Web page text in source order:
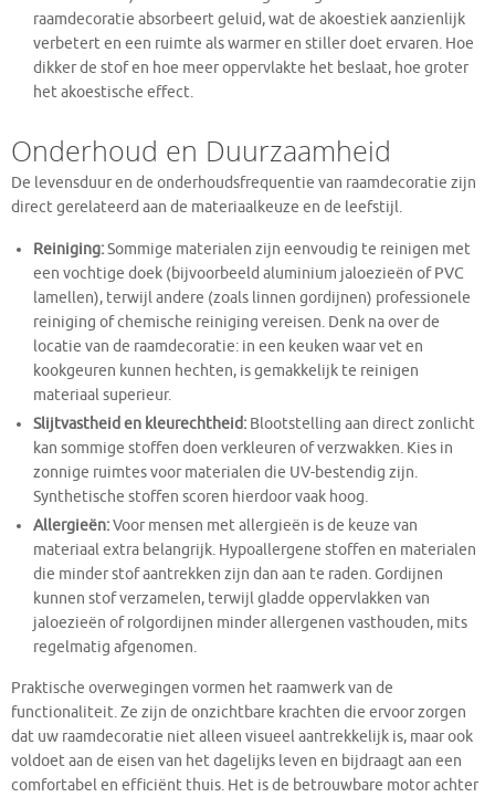
raamdecoratie absorbeert geluid, wat de akoestiek aanzienlijk
verbetert en een ruimte als warmer en stiller doet ervaren. Hoe
dikker de stof en hoe meer oppervlakte het beslaat, hoe groter
het akoestische effect.
Onderhoud en Duurzaamheid
De levensduur en de onderhoudsfrequentie van raamdecoratie zijn
direct gerelateerd aan de materiaalkeuze en de leefstijl.
Reiniging:Sommige materialen zijn eenvoudig te reinigen met
een vochtige doek (bijvoorbeeld aluminium jaloezieën of PVC
lamellen), terwijl andere (zoals linnen gordijnen) professionele
reiniging of chemische reiniging vereisen. Denk na over de
locatie van de raamdecoratie: in een keuken waar vet en
kookgeuren kunnen hechten, is gemakkelijk te reinigen
materiaal superieur.
Slijtvastheid en kleurechtheid: Blootstelling aan direct zonlicht
kan sommige stoffen doen verkleuren of verzwakken. Kies in
zonnige ruimtes voor materialen die UV-bestendig zijn.
Synthetische stoffen scoren hierdoor vaak hoog.
Allergieën:Voor mensen met allergieën is de keuze van
materiaal extra belangrijk. Hypoallergene stoffen en materialen
die minder stof aantrekken zijn dan aan te raden. Gordijnen
kunnen stof verzamelen, terwijl gladde oppervlakken van
jaloezieën of rolgordijnen minder allergenen vasthouden, mits
regelmatig afgenomen.
Praktische overwegingen vormen het raamwerk van de
functionaliteit. Ze zijn de onzichtbare krachten die ervoor zorgen
dat uw raamdecoratie niet alleen visueel aantrekkelijk is, maar ook
voldoet aan de eisen van het dagelijks leven en bijdraagt aan een
comfortabel en efficiënt thuis. Het is de betrouwbare motor achter